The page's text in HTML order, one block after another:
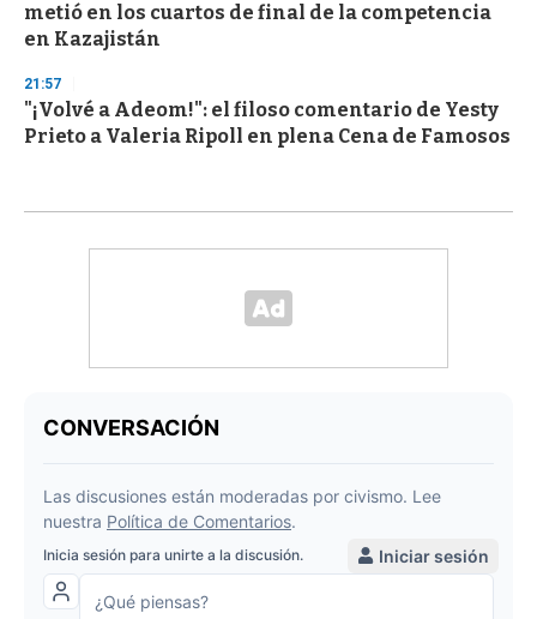
metió en los cuartos de final de la competencia
en Kazajistán
21:57
"¡Volvé a Adeom!": el filoso comentario de Yesty
Prieto a Valeria Ripoll en plena Cena de Famosos